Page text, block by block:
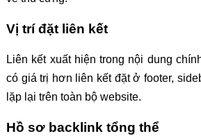
Vị trí đặt liên kết
Liên kết xuất hiện trong nội dung
có giá trị hơn liên kết đặt ở footer,
lặp lại trên toàn bộ website.
Hồ sơ backlink tổng thể